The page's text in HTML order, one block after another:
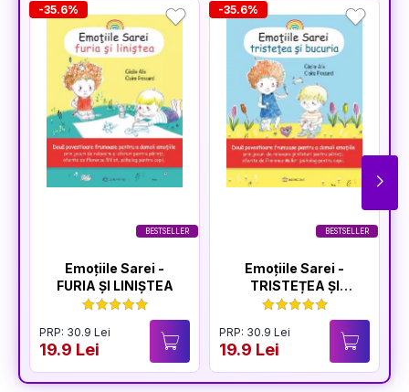
BESTSELLER
-35.6%
Emoțiile Sarei -
FURIA ȘI LINIȘTEA
PRP: 30.9 Lei
19.9 Lei
BESTSELLER
-35.6%
Emoțiile Sarei -
TRISTEȚEA ȘI
BUCURIA
PRP: 30.9 Lei
19.9 Lei